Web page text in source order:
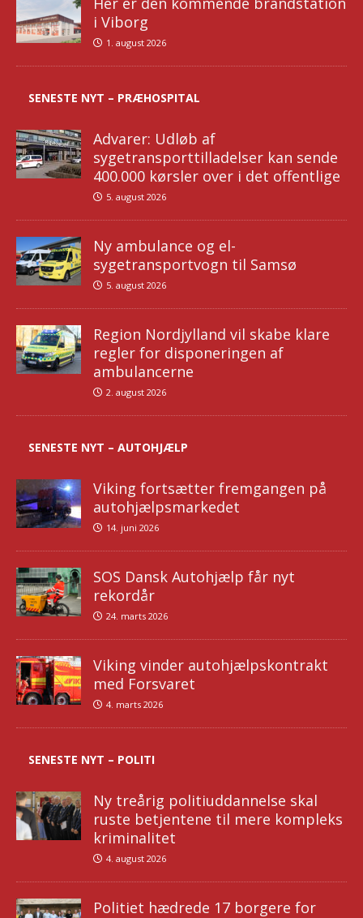
i Viborg
1. august 2026
SENESTE NYT – PRÆHOSPITAL
Advarer: Udløb af
sygetransporttilladelser kan sende
400.000 kørsler over i det offentlige
5. august 2026
Ny ambulance og el-
sygetransportvogn til Samsø
5. august 2026
Region Nordjylland vil skabe klare
regler for disponeringen af
ambulancerne
2. august 2026
SENESTE NYT – AUTOHJÆLP
Viking fortsætter fremgangen på
autohjælpsmarkedet
14. juni 2026
SOS Dansk Autohjælp får nyt
rekordår
24. marts 2026
Viking vinder autohjælpskontrakt
med Forsvaret
4. marts 2026
SENESTE NYT – POLITI
Ny treårig politiuddannelse skal
ruste betjentene til mere kompleks
kriminalitet
4. august 2026
Politiet hædrede 17 borgere for